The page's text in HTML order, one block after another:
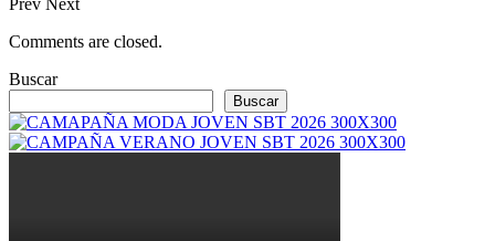
Comments are closed.
Buscar
Buscar